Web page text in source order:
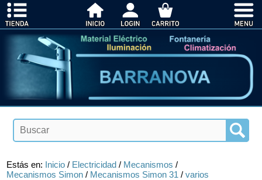
Estás en: Inicio / Electricidad / Mecanismos /
Mecanismos Simon / Mecanismos Simon 31 /varios